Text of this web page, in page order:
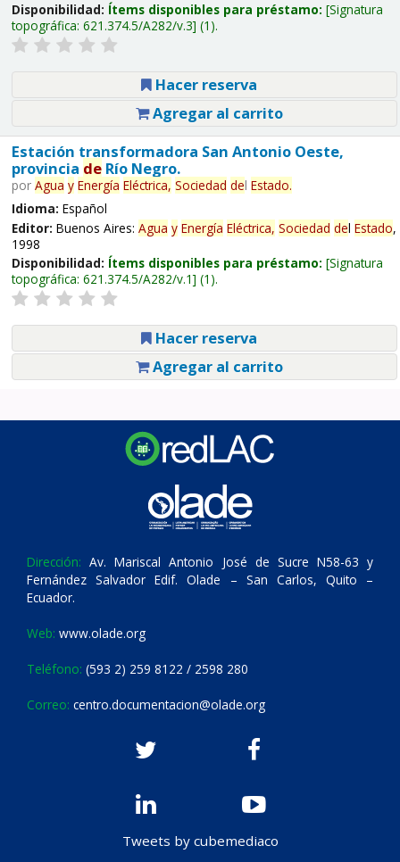
Disponibilidad: Ítems disponibles para préstamo: Signatura
topográfica: 621.374.5/A282/v.3 (1).
Hacer reserva
Agregar al carrito
Estación transformadora San Antonio Oeste,
provincia deRío Negro.
por Agua y Energía Eléctrica, Sociedad del Estado.
Idioma: Español
Editor: Buenos Aires: Agua y Energía Eléctrica, Sociedad del Estado,
1998
Disponibilidad: Ítems disponibles para préstamo: Signatura
topográfica: 621.374.5/A282/v.1 (1).
Hacer reserva
Agregar al carrito
Dirección: Av. Mariscal Antonio José de Sucre N58-63 y
Fernández Salvador Edif. Olade – San Carlos, Quito –
Ecuador.
Web: www.olade.org
Teléfono: (593 2) 259 8122 / 2598 280
Correo: centro.documentacion@olade.org
Tweets by cubemediaco